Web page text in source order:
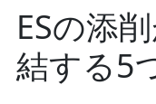
ESの添
結する5